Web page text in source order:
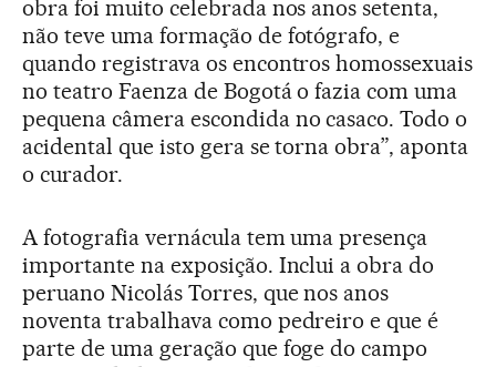
obra foi muito celebrada nos anos setenta,
não teve uma formação de fotógrafo, e
quando registrava os encontros homossexuais
no teatro Faenza de Bogotá o fazia com uma
pequena câmera escondida no casaco. Todo o
acidental que isto gera se torna obra”, aponta
o curador.
A fotografia vernácula tem uma presença
importante na exposição. Inclui a obra do
peruano Nicolás Torres, que nos anos
noventa trabalhava como pedreiro e que é
parte de uma geração que foge do campo